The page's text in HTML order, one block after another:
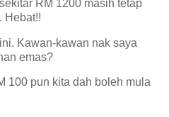
RM 1200 masih tetap
Hebat!!
Kawan-kawan nak saya
emas?
100 pun kita dah boleh mula